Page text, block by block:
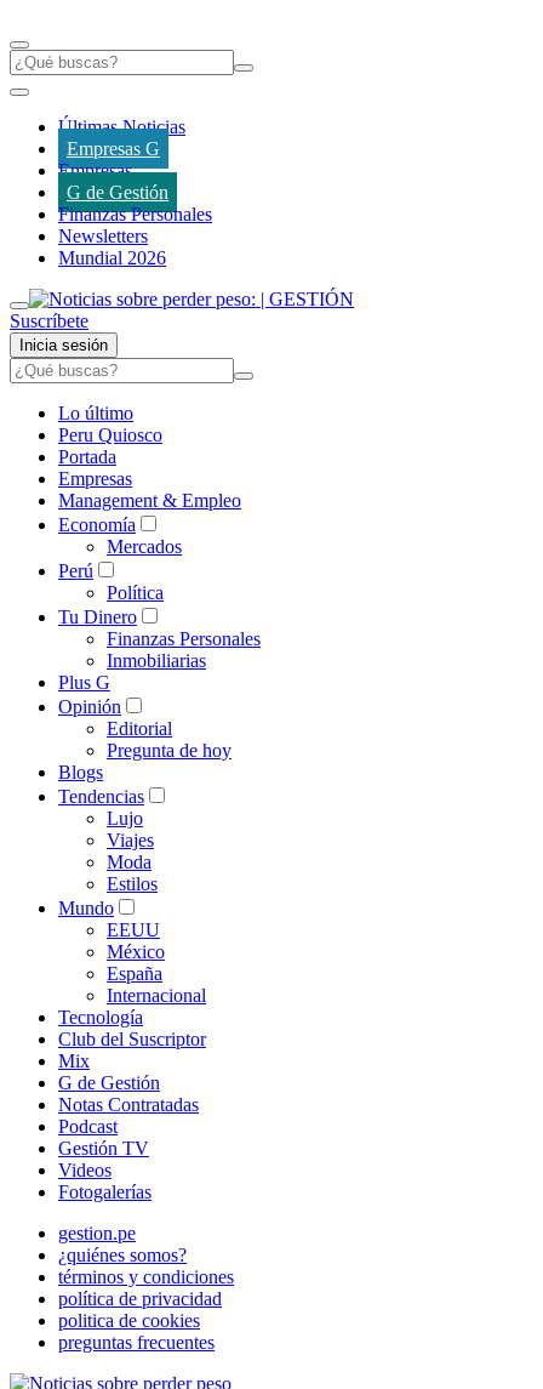
Últimas Noticias
Empresas G
Empresas
G de Gestión
Finanzas Personales
Newsletters
Mundial 2026
Suscríbete
Inicia sesión
Lo último
Peru Quiosco
Portada
Empresas
Management & Empleo
Economía
Mercados
Perú
Política
Tu Dinero
Finanzas Personales
Inmobiliarias
Plus G
Opinión
Editorial
Pregunta de hoy
Blogs
Tendencias
Lujo
Viajes
Moda
Estilos
Mundo
EEUU
México
España
Internacional
Tecnología
Club del Suscriptor
Mix
G de Gestión
Notas Contratadas
Podcast
Gestión TV
Videos
Fotogalerías
gestion.pe
¿quiénes somos?
términos y condiciones
política de privacidad
politica de cookies
preguntas frecuentes